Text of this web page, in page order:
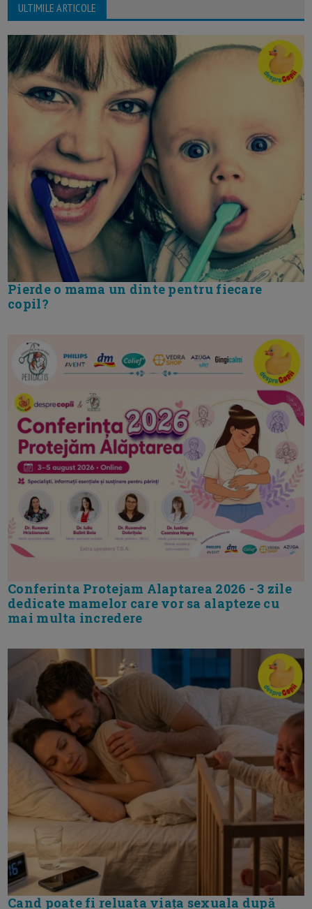
ULTIMILE ARTICOLE
Pierde o mama un dinte pentru fiecare
copil?
Conferinta Protejam Alaptarea 2026 - 3 zile
dedicate mamelor care vor sa alapteze cu
mai multa incredere
Cand poate fi reluata viața sexuala după